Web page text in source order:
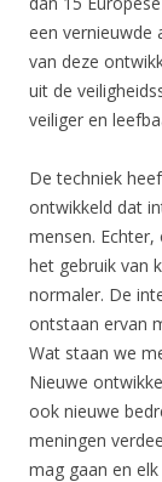
een vernieuwde
van deze
uit de
veiliger en
De techniek
ontwikkeld dat
mensen.
het gebruik van
normaler. De
ontstaan ervan
Wat staan we
Nieuwe
ook nieuwe
meningen
mag gaan en